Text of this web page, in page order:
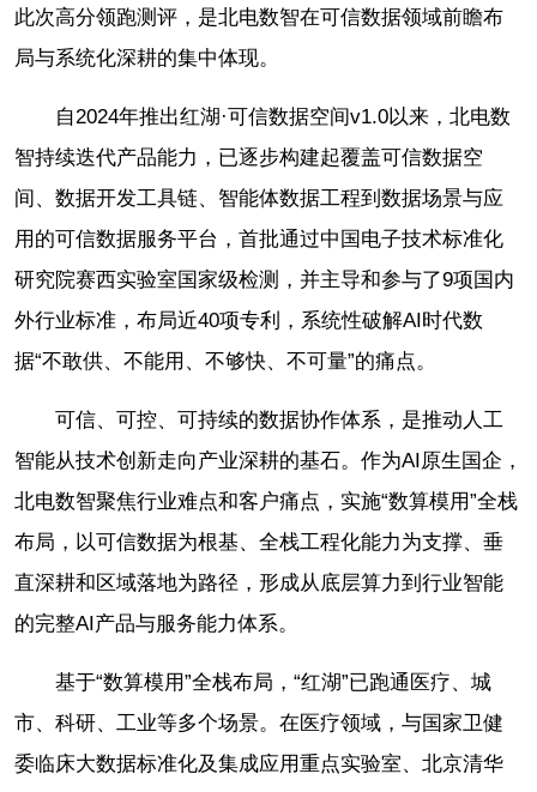
此次高分领跑测评，是北电数智在可信数据领域前瞻布
局与系统化深耕的集中体现。
自2024年推出红湖·可信数据空间v1.0以来，北电数
智持续迭代产品能力，已逐步构建起覆盖可信数据空
间、数据开发工具链、智能体数据工程到数据场景与应
用的可信数据服务平台，首批通过中国电子技术标准化
研究院赛西实验室国家级检测，并主导和参与了9项国内
外行业标准，布局近40项专利，系统性破解AI时代数
据“不敢供、不能用、不够快、不可量”的痛点。
可信、可控、可持续的数据协作体系，是推动人工
智能从技术创新走向产业深耕的基石。作为AI原生国企，
北电数智聚焦行业难点和客户痛点，实施“数算模用”全栈
布局，以可信数据为根基、全栈工程化能力为支撑、垂
直深耕和区域落地为路径，形成从底层算力到行业智能
的完整AI产品与服务能力体系。
基于“数算模用”全栈布局，“红湖”已跑通医疗、城
市、科研、工业等多个场景。在医疗领域，与国家卫健
委临床大数据标准化及集成应用重点实验室、北京清华